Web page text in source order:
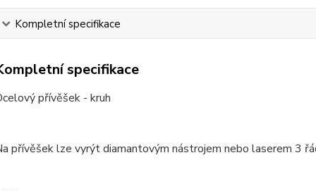
Kompletní specifikace
specifikace
přívěšek - kruh
přívěšek lze vyrýt diamantovým nástrojem nebo laserem 3